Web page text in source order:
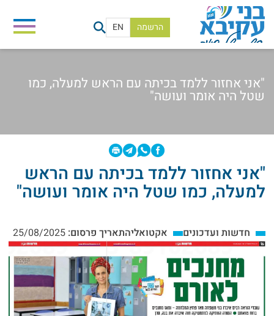
EN הרשמה
"אני אחזור ללמד בכיתה עם הראש למעלה, כמו
שטל היה אומר ועושה"
"אני אחזור ללמד בכיתה עם הראש
למעלה, כמו שטל היה אומר ועושה"
חדשות ועדכונים אקטואליהתאריך פרסום: